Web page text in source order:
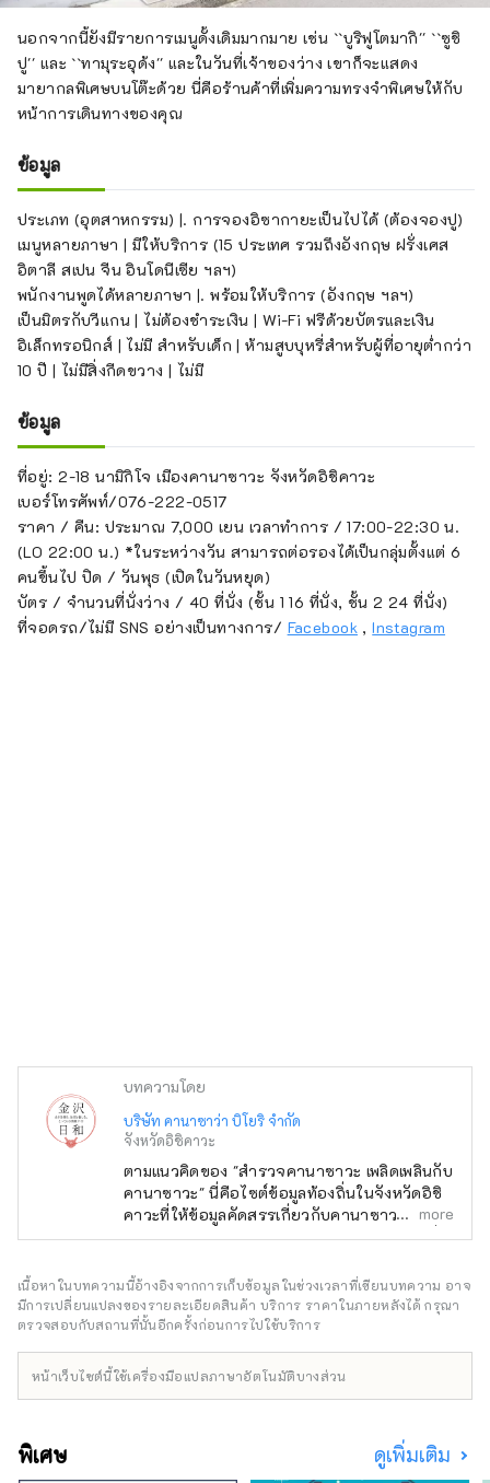
นอกจากนี้ยังมีรายการเมนูดั้งเดิมมากมาย เช่น ``บูริฟูโตมากิ'' ``ซูชิ
ปู'' และ ``ทามุระอุด้ง'' และในวันที่เจ้าของว่าง เขาก็จะแสดง
มายากลพิเศษบนโต๊ะด้วย นี่คือร้านค้าที่เพิ่มความทรงจำพิเศษให้กับ
หน้าการเดินทางของคุณ
ข้อมูล
ประเภท (อุตสาหกรรม) |. การจองอิซากายะเป็นไปได้ (ต้องจองปู)
เมนูหลายภาษา | มีให้บริการ (15 ประเทศ รวมถึงอังกฤษ ฝรั่งเศส
อิตาลี สเปน จีน อินโดนีเซีย ฯลฯ)
พนักงานพูดได้หลายภาษา |. พร้อมให้บริการ (อังกฤษ ฯลฯ)
เป็นมิตรกับวีแกน | ไม่ต้องชำระเงิน | Wi-Fi ฟรีด้วยบัตรและเงิน
อิเล็กทรอนิกส์ | ไม่มี สำหรับเด็ก | ห้ามสูบบุหรี่สำหรับผู้ที่อายุต่ำกว่า
10 ปี | ไม่มีสิ่งกีดขวาง | ไม่มี
ข้อมูล
ที่อยู่: 2-18 นามิกิโจ เมืองคานาซาวะ จังหวัดอิชิคาวะ
เบอร์โทรศัพท์/076-222-0517
ราคา / คืน: ประมาณ 7,000 เยน เวลาทำการ / 17:00-22:30 น.
(LO 22:00 น.) *ในระหว่างวัน สามารถต่อรองได้เป็นกลุ่มตั้งแต่ 6
คนขึ้นไป ปิด / วันพุธ (เปิดในวันหยุด)
บัตร / จำนวนที่นั่งว่าง / 40 ที่นั่ง (ชั้น 1 16 ที่นั่ง, ชั้น 2 24 ที่นั่ง)
ที่จอดรถ/ไม่มี SNS อย่างเป็นทางการ/ Facebook ,Instagram
บทความโดย
บริษัท คานาซาว่า บิโยริ จำกัด
จังหวัดอิชิคาวะ
ตามแนวคิดของ "สำรวจคานาซาวะ เพลิดเพลินกับ
คานาซาวะ" นี่คือไซต์ข้อมูลท้องถิ่นในจังหวัดอิชิ
คาวะที่ให้ข้อมูลคัดสรรเกี่ยวกับคานาซาวะ เช่น
ร้านค้าใหม่ กิจกรรม อาหารเลิศรส และสถานที่
"SmartNews" และ "goo news" แล้ว เรายังร่วม
มือกับสื่อต่างประเทศ เช่น จีน ไต้หวัน ฮ่องกง
ไทย และเวียดนาม เพื่อถ่ายทอดเสน่ห์ของจังหวัด
more
เนื้อหาในบทความนี้อ้างอิงจากการเก็บข้อมูลในช่วงเวลาที่เขียนบทความ อาจ
มีการเปลี่ยนแปลงของรายละเอียดสินค้า บริการ ราคาในภายหลังได้ กรุณา
ตรวจสอบกับสถานที่นั้นอีกครั้งก่อนการไปใช้บริการ
หน้าเว็บไซต์นี้ใช้เครื่องมือแปลภาษาอัตโนมัติบางส่วน
พิเศษ ดูเพิ่มเติม